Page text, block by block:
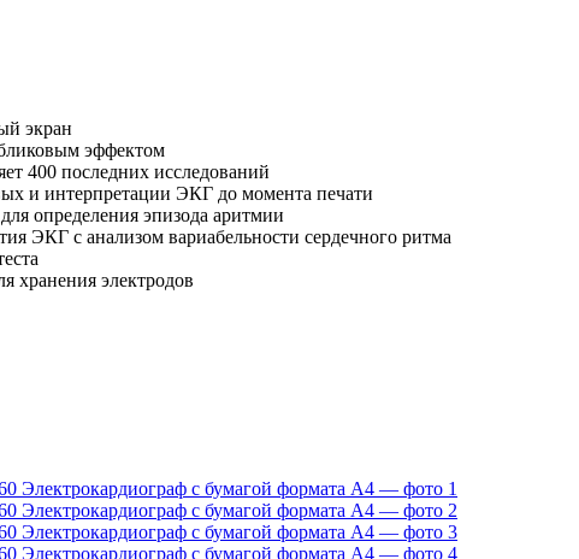
экран
эффектом
400 последних исследований
и интерпретации ЭКГ до момента печати
определения эпизода аритмии
ЭКГ с анализом вариабельности сердечного ритма
хранения электродов